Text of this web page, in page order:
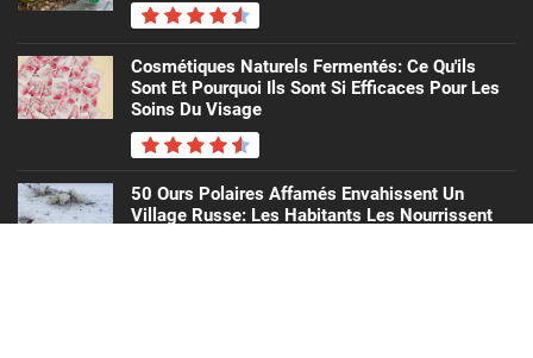
Cosmétiques Naturels Fermentés: Ce Qu'ils
Sont Et Pourquoi Ils Sont Si Efficaces Pour Les
Soins Du Visage
50 Ours Polaires Affamés Envahissent Un
Village Russe: Les Habitants Les Nourrissent